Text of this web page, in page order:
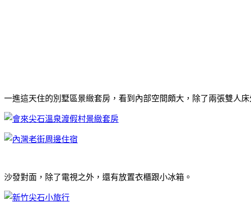
一進這天住的別墅區景緻套房，看到內部空間頗大，除了兩張雙人
沙發對面，除了電視之外，還有放置衣櫃跟小冰箱。